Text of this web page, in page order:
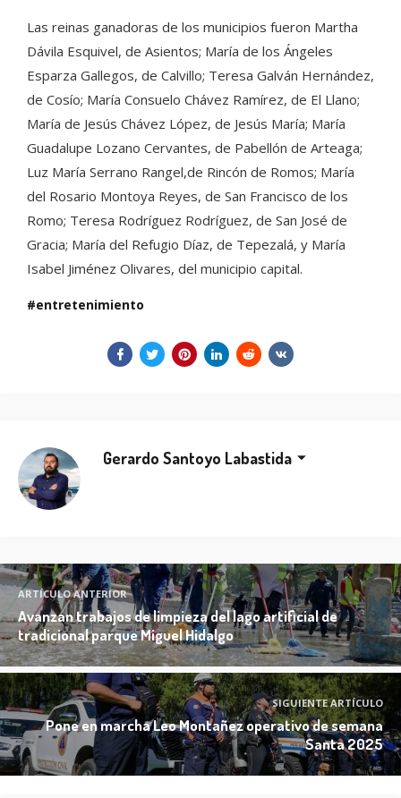
Las reinas ganadoras de los municipios fueron Martha
Dávila Esquivel, de Asientos; María de los Ángeles
Esparza Gallegos, de Calvillo; Teresa Galván Hernández,
de Cosío; María Consuelo Chávez Ramírez, de El Llano;
María de Jesús Chávez López, de Jesús María; María
Guadalupe Lozano Cervantes, de Pabellón de Arteaga;
Luz María Serrano Rangel,de Rincón de Romos; María
del Rosario Montoya Reyes, de San Francisco de los
Romo; Teresa Rodríguez Rodríguez, de San José de
Gracia; María del Refugio Díaz, de Tepezalá, y María
Isabel Jiménez Olivares, del municipio capital.
entretenimiento
Gerardo Santoyo Labastida
ARTÍCULO ANTERIOR
Avanzan trabajos de limpieza del lago artificial de
tradicional parque Miguel Hidalgo
SIGUIENTE ARTÍCULO
Pone en marcha Leo Montañez operativo de semana
Santa 2025